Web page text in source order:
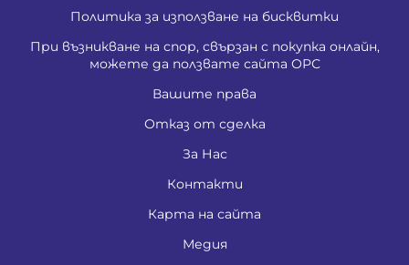
Политика за използване на бисквитки
При възникване на спор, свързан с покупка онлайн,
можете да ползвате сайта ОРС
Вашите права
Отказ от сделка
За Нас
Контакти
Карта на сайта
Медия